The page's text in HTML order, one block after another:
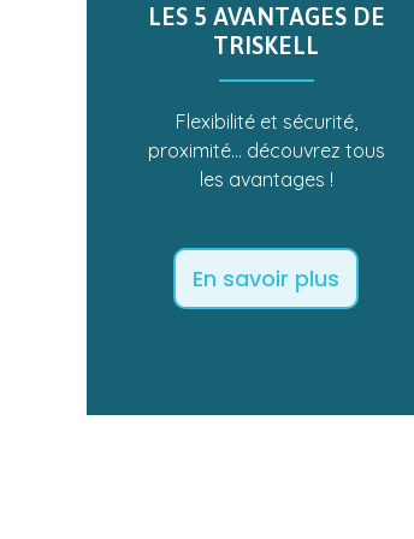
LES 5 AVANTAGES DE
TRISKELL
Flexibilité et sécurité,
proximité… découvrez tous
les avantages !
En savoir plus